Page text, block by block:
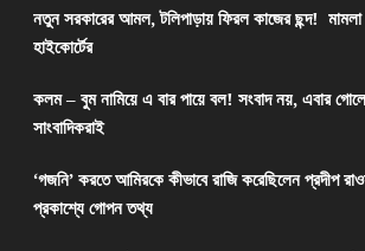
নতুন সরকারের আমল, টলিপাড়ায় ফিরল কাজের ছন্দ! মামলা
হাইকোর্টের
কলম – বুম নামিয়ে এ বার পায়ে বল! সংবাদ নয়, এবার
সাংবাদিকরাই
‘গজনি’ করতে আমিরকে কীভাবে রাজি করেছিলেন প্রদীপ
প্রকাশ্যে গোপন তথ্য